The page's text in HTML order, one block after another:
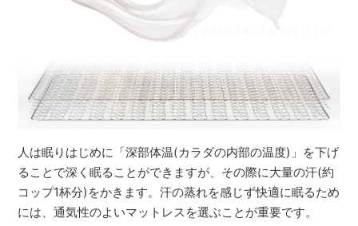
人は眠りはじめに「深部体温(カラダの内部の温度)」を下げ
ることで深く眠ることができますが、その際に大量の汗(約
コップ1杯分)をかきます。汗の蒸れを感じず快適に眠るため
には、通気性のよいマットレスを選ぶことが重要です。